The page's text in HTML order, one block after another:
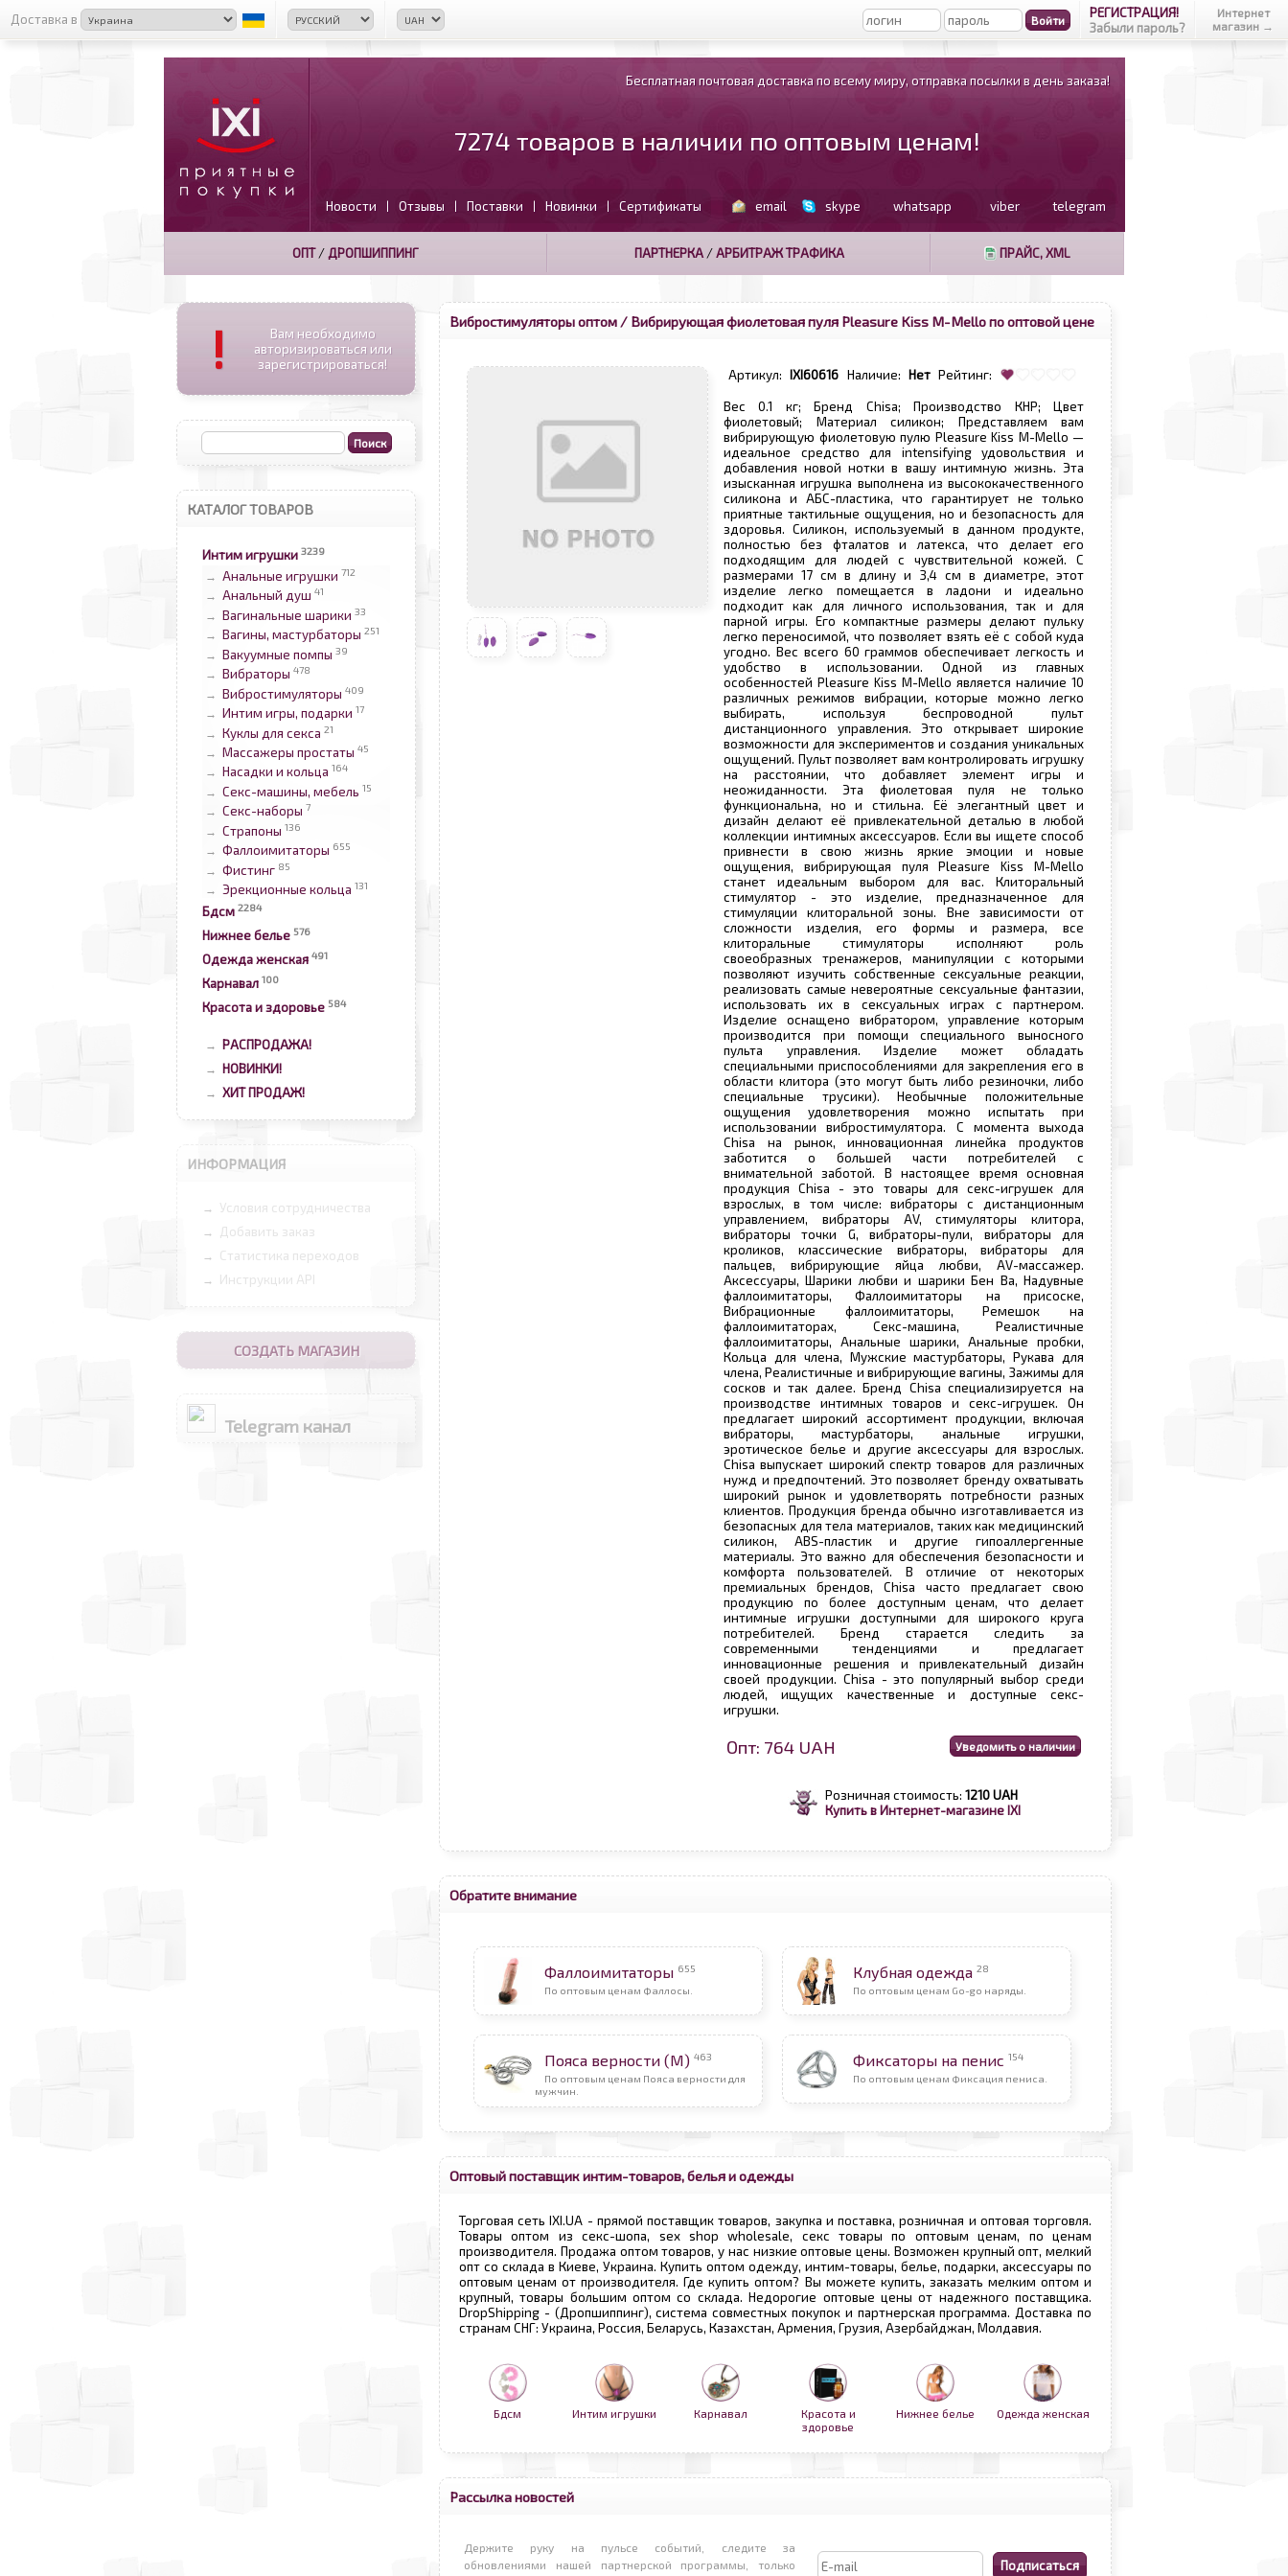
Доставка в
РЕГИСТРАЦИЯ!
Забыли пароль?
Интернет
магазин →
Бесплатная почтовая доставка по всему миру, отправка посылки в день заказа!
7274 товаров в наличии по оптовым ценам!
Новости | Отзывы | Поставки | Новинки | Сертификаты email skype whatsapp viber telegram
ОПТ/ ДРОПШИППИНГ ПАРТНЕРКА/АРБИТРАЖ ТРАФИКА ПРАЙС, XML
!
Вам необходимо
авторизироваться или
зарегистрироваться!
КАТАЛОГ ТОВАРОВ
Интим игрушки 3239
→ Анальные игрушки 712
→ Анальный душ 41
→ Вагинальные шарики 33
→ Вагины, мастурбаторы 251
→ Вакуумные помпы 39
→ Вибраторы 478
→ Вибростимуляторы 409
→ Интим игры, подарки 17
→ Куклы для секса 21
→ Массажеры простаты 45
→ Насадки и кольца 164
→ Секс-машины, мебель 15
→ Секс-наборы 7
→ Страпоны 136
→ Фаллоимитаторы 655
→ Фистинг 85
→ Эрекционные кольца 131
Бдсм 2284
Нижнее белье 576
Одежда женская 491
Карнавал 100
Красота и здоровье 584
→ РАСПРОДАЖА!
→ НОВИНКИ!
→ ХИТ ПРОДАЖ!
ИНФОРМАЦИЯ
→ Условия сотрудничества
→ Добавить заказ
→ Статистика переходов
→ Инструкции API
СОЗДАТЬ МАГАЗИН
Telegram канал
Вибростимуляторы оптом / Вибрирующая фиолетовая пуля Pleasure Kiss M-Mello по оптовой цене
Артикул: IXI60616 Наличие: Нет Рейтинг:
Вес 0.1 кг; Бренд Chisa; Производство КНР; Цвет
фиолетовый; Материал силикон; Представляем вам
вибрирующую фиолетовую пулю Pleasure Kiss M-Mello —
идеальное средство для intensifying удовольствия и
добавления новой нотки в вашу интимную жизнь. Эта
изысканная игрушка выполнена из высококачественного
силикона и АБС-пластика, что гарантирует не только
приятные тактильные ощущения, но и безопасность для
здоровья. Силикон, используемый в данном продукте,
полностью без фталатов и латекса, что делает его
подходящим для людей с чувствительной кожей. С
размерами 17 см в длину и 3,4 см в диаметре, этот
изделие легко помещается в ладони и идеально
подходит как для личного использования, так и для
парной игры. Его компактные размеры делают пульку
легко переносимой, что позволяет взять её с собой куда
угодно. Вес всего 60 граммов обеспечивает легкость и
удобство в использовании. Одной из главных
особенностей Pleasure Kiss M-Mello является наличие 10
различных режимов вибрации, которые можно легко
выбирать, используя беспроводной пульт
дистанционного управления. Это открывает широкие
возможности для экспериментов и создания уникальных
ощущений. Пульт позволяет вам контролировать игрушку
на расстоянии, что добавляет элемент игры и
неожиданности. Эта фиолетовая пуля не только
функциональна, но и стильна. Её элегантный цвет и
дизайн делают её привлекательной деталью в любой
коллекции интимных аксессуаров. Если вы ищете способ
привнести в свою жизнь яркие эмоции и новые
ощущения, вибрирующая пуля Pleasure Kiss M-Mello
станет идеальным выбором для вас. Клиторальный
стимулятор - это изделие, предназначенное для
стимуляции клиторальной зоны. Вне зависимости от
сложности изделия, его формы и размера, все
клиторальные стимуляторы исполняют роль
своеобразных тренажеров, манипуляции с которыми
позволяют изучить собственные сексуальные реакции,
реализовать самые невероятные сексуальные фантазии,
использовать их в сексуальных играх с партнером.
Изделие оснащено вибратором, управление которым
производится при помощи специального выносного
пульта управления. Изделие может обладать
специальными приспособлениями для закрепления его в
области клитора (это могут быть либо резиночки, либо
специальные трусики). Необычные положительные
ощущения удовлетворения можно испытать при
использовании вибростимулятора. С момента выхода
Chisa на рынок, инновационная линейка продуктов
заботится о большей части потребителей с
внимательной заботой. В настоящее время основная
продукция Chisa - это товары для секс-игрушек для
взрослых, в том числе: вибраторы с дистанционным
управлением, вибраторы AV, стимуляторы клитора,
вибраторы точки G, вибраторы-пули, вибраторы для
кроликов, классические вибраторы, вибраторы для
пальцев, вибрирующие яйца любви, AV-массажер.
Аксессуары, Шарики любви и шарики Бен Ва, Надувные
фаллоимитаторы, Фаллоимитаторы на присоске,
Вибрационные фаллоимитаторы, Ремешок на
фаллоимитаторах, Секс-машина, Реалистичные
фаллоимитаторы, Анальные шарики, Анальные пробки,
Кольца для члена, Мужские мастурбаторы, Рукава для
члена, Реалистичные и вибрирующие вагины, Зажимы для
сосков и так далее. Бренд Chisa специализируется на
производстве интимных товаров и секс-игрушек. Он
предлагает широкий ассортимент продукции, включая
вибраторы, мастурбаторы, анальные игрушки,
эротическое белье и другие аксессуары для взрослых.
Chisa выпускает широкий спектр товаров для различных
нужд и предпочтений. Это позволяет бренду охватывать
широкий рынок и удовлетворять потребности разных
клиентов. Продукция бренда обычно изготавливается из
безопасных для тела материалов, таких как медицинский
силикон, ABS-пластик и другие гипоаллергенные
материалы. Это важно для обеспечения безопасности и
комфорта пользователей. В отличие от некоторых
премиальных брендов, Chisa часто предлагает свою
продукцию по более доступным ценам, что делает
интимные игрушки доступными для широкого круга
потребителей. Бренд старается следить за
современными тенденциями и предлагает
инновационные решения и привлекательный дизайн
своей продукции. Chisa - это популярный выбор среди
людей, ищущих качественные и доступные секс-
игрушки.
Опт: 764 UAH
Розничная стоимость: 1210 UAH
Купить в Интернет-магазине IXI
Обратите внимание
Фаллоимитаторы 655
По оптовым ценам Фаллосы.
Клубная одежда 28
По оптовым ценам Go-go наряды.
Пояса верности (М) 463
По оптовым ценам Пояса верности для
мужчин.
Фиксаторы на пенис 154
По оптовым ценам Фиксация пениса.
Оптовый поставщик интим-товаров, белья и одежды
Торговая сеть IXI.UA - прямой поставщик товаров, закупка и поставка, розничная и оптовая торговля.
Товары оптом из секс-шопа, sex shop wholesale, секс товары по оптовым ценам, по ценам
производителя. Продажа оптом товаров, у нас низкие оптовые цены. Возможен крупный опт, мелкий
опт со склада в Киеве, Украина. Купить оптом одежду, интим-товары, белье, подарки, аксессуары по
оптовым ценам от производителя. Где купить оптом? Вы можете купить, заказать мелким оптом и
крупный, товары большим оптом со склада. Недорогие оптовые цены от надежного поставщика.
DropShipping - (Дропшиппинг), система совместных покупок и партнерская программа. Доставка по
странам СНГ: Украина, Россия, Беларусь, Казахстан, Армения, Грузия, Азербайджан, Молдавия.
Бдсм Интим игрушки Карнавал
Красота и
здоровье
Нижнее белье Одежда женская
Рассылка новостей
Держите руку на пульсе событий, следите за
обновлениями нашей партнерской программы, только